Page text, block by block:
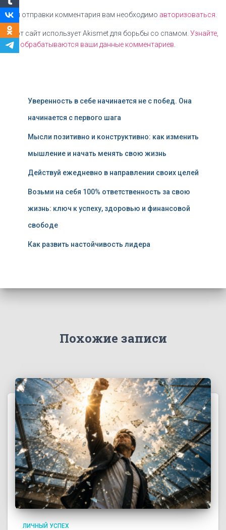
Для отправки комментария вам необходимо авторизоваться
Этот сайт использует Akismet для борьбы со спамом. Узнайте,
как обрабатываются ваши данные комментариев
Уверенность в себе начинается не с побед. Она
начинается с первого шага
Мысли позитивно и конструктивно: как изменить
мышление и начать менять свою жизнь
Действуй ежедневно в направлении своих целей
Возьми на себя 100% ответственность за свою
жизнь: ключ к успеху, здоровью и финансовой
свободе
Как развить настойчивость лидера
Похожие записи
ЛИЧНЫЙ УСПЕХ